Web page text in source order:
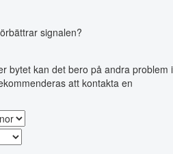
signalen?
bytet kan det bero på andra problem i
att kontakta en